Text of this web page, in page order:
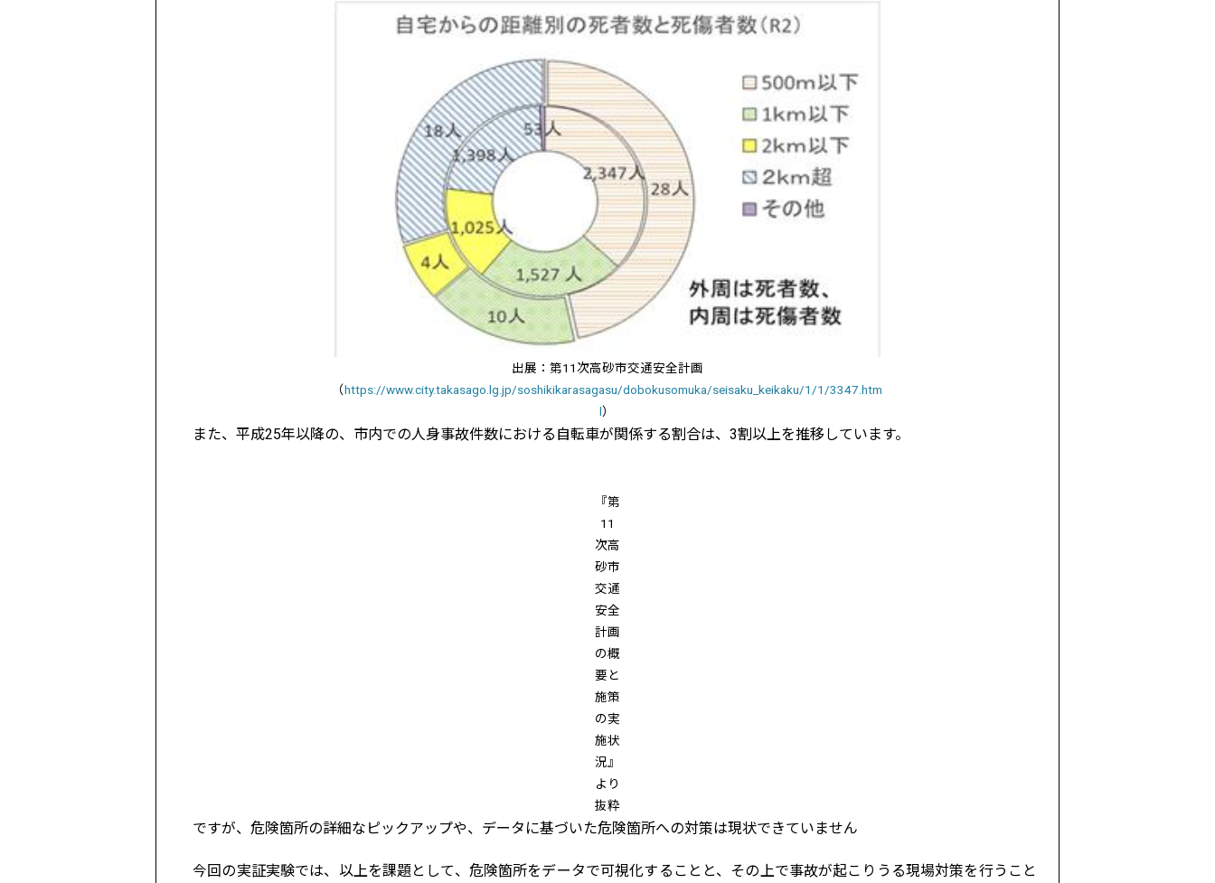
出展：第11次高砂市交通安全計画
（https://www.city.takasago.lg.jp/soshikikarasagasu/dobokusomuka/seisaku_keikaku/1/1/3347.htm
l）
また、平成25年以降の、市内での人身事故件数における自転車が関係する割合は、3割以上を推移しています。
『第
11
次高
砂市
交通
安全
計画
の概
要と
施策
の実
施状
況』
より
抜粋
ですが、危険箇所の詳細なピックアップや、データに基づいた危険箇所への対策は現状できていません
今回の実証実験では、以上を課題として、危険箇所をデータで可視化することと、その上で事故が起こりうる現場対策を行うこと